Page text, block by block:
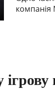
компанія